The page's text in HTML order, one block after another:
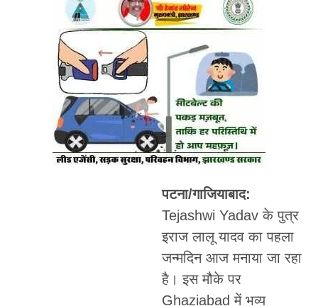
पटना/गाजियाबाद:
Tejashwi Yadav के पुत्र
इराज लालू यादव का पहला
जन्मदिन आज मनाया जा रहा
है। इस मौके पर
Ghaziabad में भव्य